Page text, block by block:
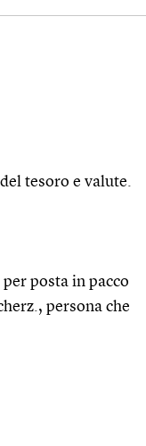
tesoro e valute.
posta in pacco
persona che